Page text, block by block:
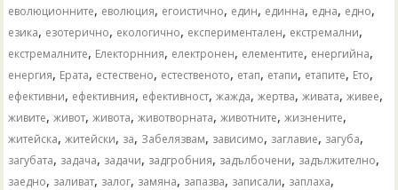
еволюционните, еволюция, егоистично, един, единна, една, едно,
езика, езотерично, екологично, експериментален, екстремални,
екстремалните, Електорнния, електронен, елементите, енергийна,
енергия, Ерата, естествено, естественото, етап, етапи, етапите, Ето,
ефективни, ефективния, ефективност,жажда,жертва,живата,живее,
живите,живот,живота,животворната,животните,жизнените,
житейска,житейски, за, Забелязвам, зависимо, заглавие, загуба,
загубата, задача, задачи, задгробния, задълбочени, задължително,
заедно, заливат, залог, замяна, запазва, записали, заплаха,